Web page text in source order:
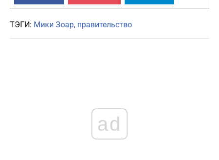
ТЭГИ: Мики Зоар правительство
ad